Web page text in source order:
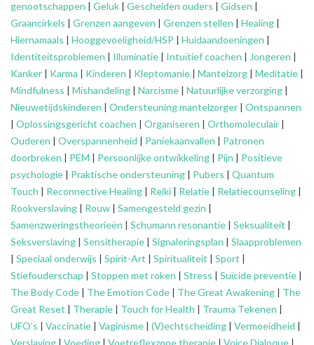
genootschappen | Geluk | Gescheiden ouders | Gidsen |
Graancirkels | Grenzen aangeven | Grenzen stellen | Healing |
Hiernamaals | Hooggevoeligheid/HSP | Huidaandoeningen |
Identiteitsproblemen | Illuminatie | Intuïtief coachen | Jongeren |
Kanker | Karma | Kinderen | Kleptomanie | Mantelzorg | Meditatie |
Mindfulness | Mishandeling | Narcisme | Natuurlijke verzorging |
Nieuwetijdskinderen | Ondersteuningmantelzorger | Ontspannen
| Oplossingsgericht coachen | Organiseren | Orthomoleculair |
Ouderen | Overspannenheid | Paniekaanvallen | Patronen
doorbreken | PEM | Persoonlijke ontwikkeling | Pijn | Positieve
psychologie | Praktische ondersteuning | Pubers | Quantum
Touch | Reconnective Healing | Reiki | Relatie | Relatiecounseling |
Rookverslaving | Rouw | Samengesteld gezin |
Samenzweringstheorieën | Schumann resonantie | Seksualiteit |
Seksverslaving | Sensitherapie | Signaleringsplan | Slaapproblemen
| Speciaal onderwijs | Spirit-Art | Spiritualiteit | Sport |
Stiefouderschap | Stoppen met roken | Stress | Suïcide preventie |
The Body Code | The Emotion Code | The Great Awakening | The
Great Reset | Therapie | Touch for Health | Trauma Tekenen |
UFO’s | Vaccinatie | Vaginisme | (V)echtscheiding | Vermoeidheid |
Verslaving | Voeding | Voetreflexzone therapie | Voice Dialoque |